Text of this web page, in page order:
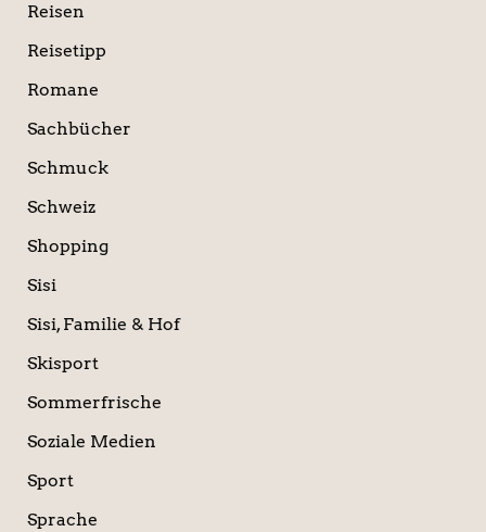
Reisen
Reisetipp
Romane
Sachbücher
Schmuck
Schweiz
Shopping
Sisi
Sisi, Familie & Hof
Skisport
Sommerfrische
Soziale Medien
Sport
Sprache